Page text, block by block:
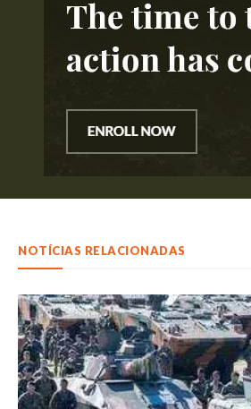
NOTÍCIAS RELACIONADAS